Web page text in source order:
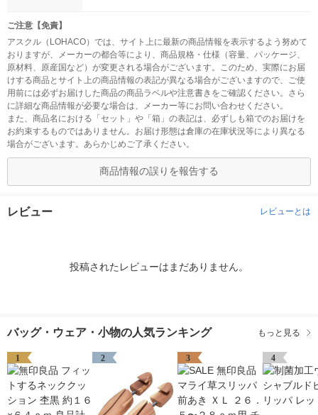
ご注意【免責】
アスクル（LOHACO）では、サイト上に最新の商品情報を表示するよう努めて
おりますが、メーカーの都合等により、商品規格・仕様（容量、パッケージ、
原材料、原産国など）が変更される場合がございます。このため、実際にお届
けする商品とサイト上の商品情報の表記が異なる場合がございますので、ご使
用前には必ずお届けした商品の商品ラベルや注意書きをご確認ください。さら
に詳細な商品情報が必要な場合は、メーカー等にお問い合わせください。
また、商品名における「セット」や「箱」の表記は、必ずしも箱でのお届けを
お約束するものではありません。お届け形態は倉庫の在庫状況等により異なる
場合がございます。あらかじめご了承ください。
商品情報の誤りを報告する
レビュー レビューとは
投稿されたレビューはまだありません。
バッグ・ウェア・小物の人気ランキング もっと見る
1 2 3 4